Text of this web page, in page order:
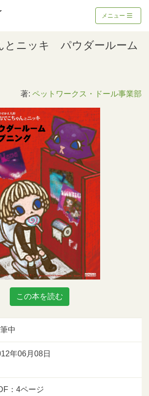
メニュー
とニッキ パウダールーム
著: ペットワークス・ドール事業部
この本を読む
中
年06月08日
：4ページ